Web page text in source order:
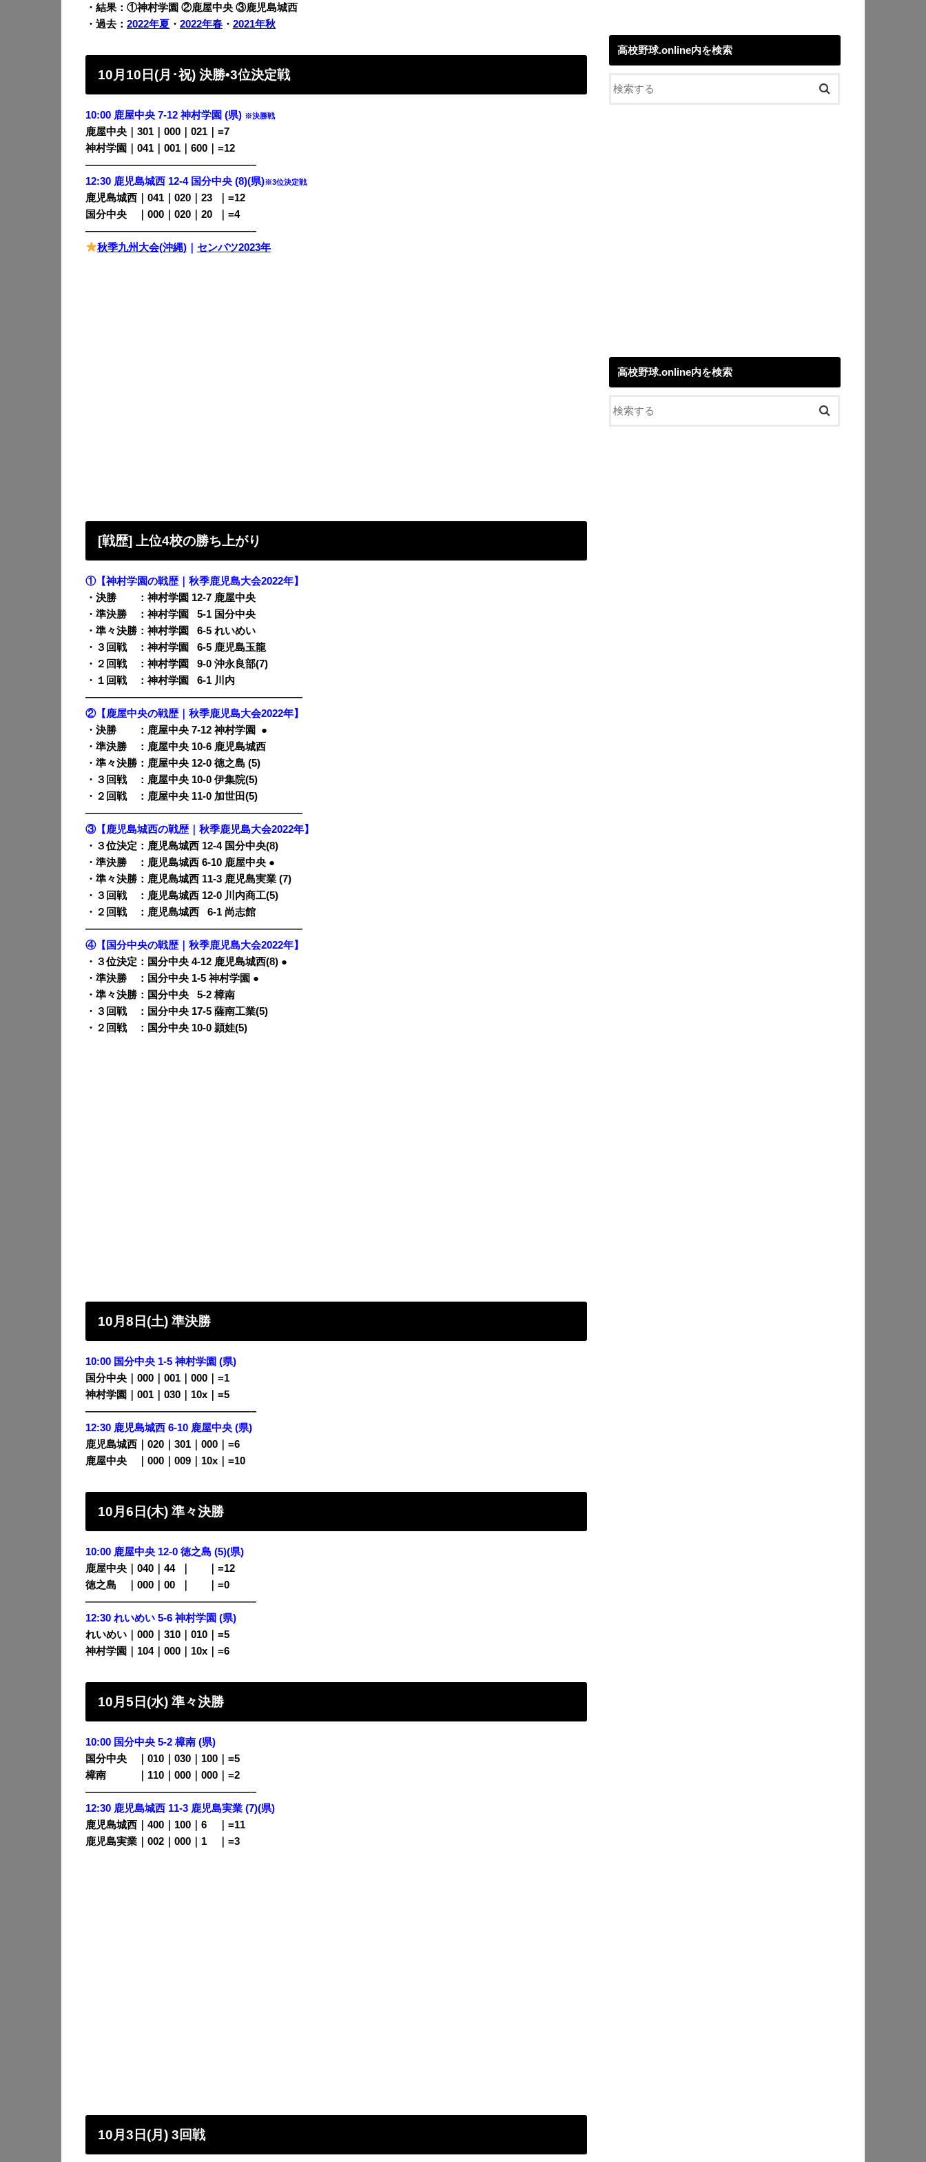
・結果：①神村学園 ②鹿屋中央 ③鹿児島城西
・過去： 2022年夏 ・ 2022年春 ・ 2021年秋
10月10日(月･祝) 決勝•3位決定戦
10:00 鹿屋中央 7-12 神村学園 (県) ※決勝戦
鹿屋中央｜301｜000｜021｜=7
神村学園｜041｜001｜600｜=12
————————————————–
12:30 鹿児島城西 12-4 国分中央 (8)(県)※3位決定戦
鹿児島城西｜041｜020｜23
｜=12
国分中央
｜000｜020｜20
｜=4
————————————————–
秋季九州大会(沖縄)｜ センバツ2023年
[戦歴] 上位4校の勝ち上がり
①【神村学園の戦歴｜秋季鹿児島大会2022年】
・決勝 ：神村学園 12-7 鹿屋中央
・準決勝 ：神村学園
5-1 国分中央
・準々決勝：神村学園
6-5 れいめい
・３回戦 ：神村学園
6-5 鹿児島玉龍
・２回戦 ：神村学園
9-0 沖永良部(7)
・１回戦 ：神村学園
6-1 川内
—————————————————————
②【鹿屋中央の戦歴｜秋季鹿児島大会2022年】
・決勝 ：鹿屋中央 7-12 神村学園 ●
・準決勝 ：鹿屋中央 10-6 鹿児島城西
・準々決勝：鹿屋中央 12-0 徳之島 (5)
・３回戦 ：鹿屋中央 10-0 伊集院(5)
・２回戦 ：鹿屋中央 11-0 加世田(5)
—————————————————————
③【鹿児島城西の戦歴｜秋季鹿児島大会2022年】
・３位決定 ：鹿児島城西 12-4 国分中央(8)
・準決勝 ：鹿児島城西 6-10 鹿屋中央 ●
・準々決勝：鹿児島城西 11-3 鹿児島実業 (7)
・３回戦 ：鹿児島城西 12-0 川内商工(5)
・２回戦 ：鹿児島城西
6-1 尚志館
—————————————————————
④【国分中央の戦歴｜秋季鹿児島大会2022年】
・３位決定 ：国分中央 4-12 鹿児島城西(8) ●
・準決勝 ：国分中央 1-5 神村学園 ●
・準々決勝：国分中央
5-2 樟南
・３回戦 ：国分中央 17-5 薩南工業(5)
・２回戦 ：国分中央 10-0 頴娃(5)
10月8日(土) 準決勝
10:00 国分中央 1-5 神村学園 (県)
国分中央｜000｜001｜000｜=1
神村学園｜001｜030｜10x｜=5
————————————————–
12:30 鹿児島城西 6-10 鹿屋中央 (県)
鹿児島城西｜020｜301｜000｜=6
鹿屋中央
｜000｜009｜10x｜=10
10月6日(木) 準々決勝
10:00 鹿屋中央 12-0 徳之島 (5)(県)
鹿屋中央｜040｜440
｜=12
徳之島 ｜000｜00
｜=0
————————————————–
12:30 れいめい 5-6 神村学園 (県)
れいめい｜000｜310｜010｜=5
神村学園｜104｜000｜10x｜=6
10月5日(水) 準々決勝
10:00 国分中央 5-2 樟南 (県)
国分中央 ｜010｜030｜100｜=5
樟南
｜110｜000｜000｜=2
————————————————–
12:30 鹿児島城西 11-3 鹿児島実業 (7)(県)
鹿児島城西｜400｜100｜6
｜=11
鹿児島実業｜002｜000｜1
｜=3
10月3日(月) 3回戦
高校野球.online内を検索
高校野球.online内を検索